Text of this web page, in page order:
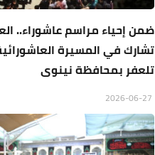
ضمن إحياء مراسم عاشوراء..
تشارك في المسيرة
تلعفر بمحافظة نينوى